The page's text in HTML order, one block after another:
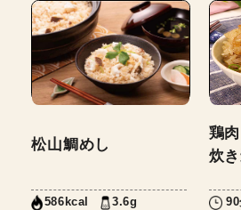
松山鯛めし
586kcal 3.6g
鶏
炊
90